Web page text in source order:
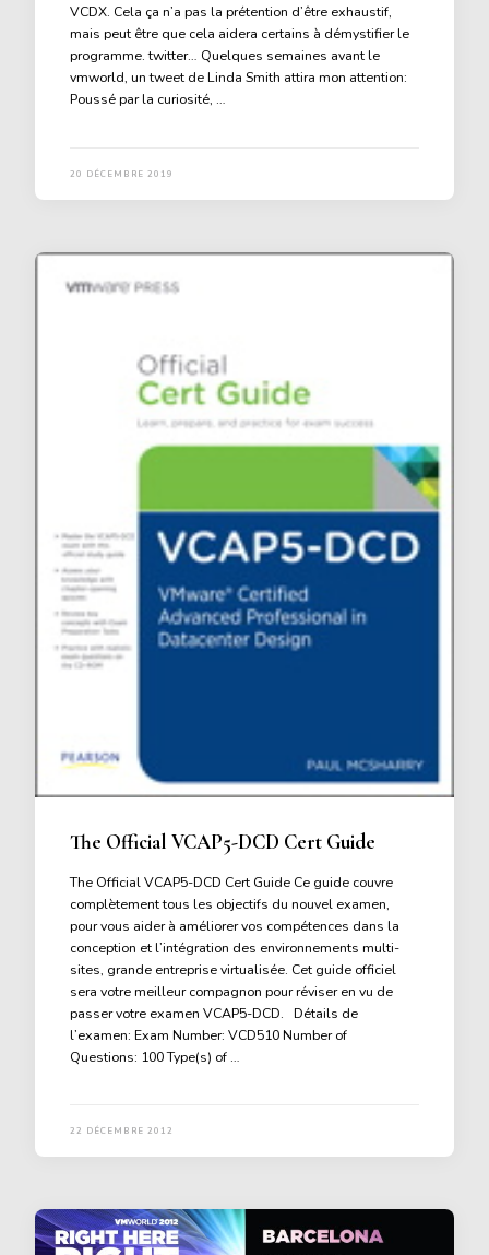
VCDX. Cela ça n’a pas la prétention d’être exhaustif,
mais peut être que cela aidera certains à démystifier le
programme. twitter… Quelques semaines avant le
vmworld, un tweet de Linda Smith attira mon attention:
Poussé par la curiosité, …
20 DÉCEMBRE 2019
The Official VCAP5-DCD Cert Guide
The Official VCAP5-DCD Cert Guide Ce guide couvre
complètement tous les objectifs du nouvel examen,
pour vous aider à améliorer vos compétences dans la
conception et l’intégration des environnements multi-
sites, grande entreprise virtualisée. Cet guide officiel
sera votre meilleur compagnon pour réviser en vu de
passer votre examen VCAP5-DCD. Détails de
l’examen: Exam Number: VCD510 Number of
Questions: 100 Type(s) of …
22 DÉCEMBRE 2012